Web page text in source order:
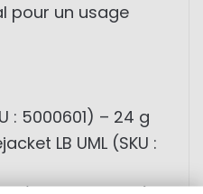
pour un usage
: 5000601) – 24 g
LB UML (SKU :